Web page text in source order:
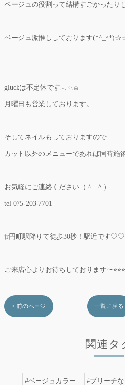
ベージュの役割って結構すごかったり
ベージュ激推ししております
gluckは不定休です𓂃◌𓈒𓐍
月曜日も営業しております。
そしてネイルもしておりますので
カット以外のメニューであれば同時施
お気軽にご連絡ください（＾_＾）
tel 075-203-7701
jr円町駅降りて徒歩30秒！駅近です♡♡
ご来店心よりお待ちしております〜⭐︎⭐︎⭐︎
< 前のページ 一覧に戻る
関連タ
#ベージュカラー #ブリーチな